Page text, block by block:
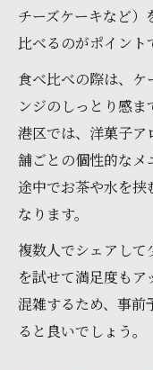
チーズケーキなど）
比べるのがポイント
食べ比べの際は、
ンジのしっとり感
港区では、洋菓子ア
舗ごとの個性的なメ
途中でお茶や水を挟
なります。
複数人でシェアし
を試せて満足度もア
混雑するため、事前
ると良いでしょう。